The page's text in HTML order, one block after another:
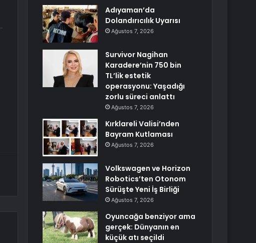
Adıyaman’da
Dolandırıcılık Uyarısı
Ağustos 7, 2026
Survivor Nagihan
Karadere’nin 750 bin
TL’lik estetik
operasyonu: Yaşadığı
zorlu süreci anlattı
Ağustos 7, 2026
Kırklareli Valisi’nden
Bayram Kutlaması
Ağustos 7, 2026
Volkswagen ve Horizon
Robotics’ten Otonom
Sürüşte Yeni İş Birliği
Ağustos 7, 2026
Oyuncağa benziyor ama
gerçek: Dünyanın en
küçük atı seçildi